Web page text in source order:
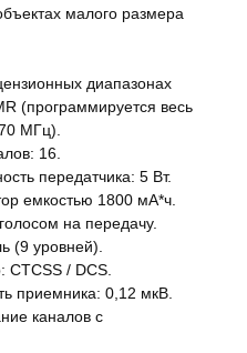
малого размера
диапазонах
(программируется весь
МГц).
16.
передатчика: 5 Вт.
емкостью 1800 мА*ч.
на передачу.
(9 уровней).
CTCSS / DCS.
приемника: 0,12 мкВ.
каналов с